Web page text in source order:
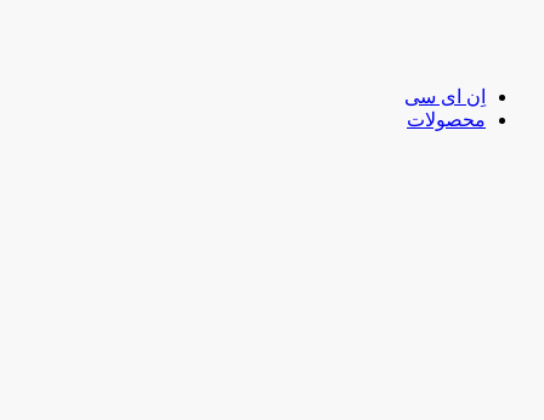
اِن ای سی
محصولات